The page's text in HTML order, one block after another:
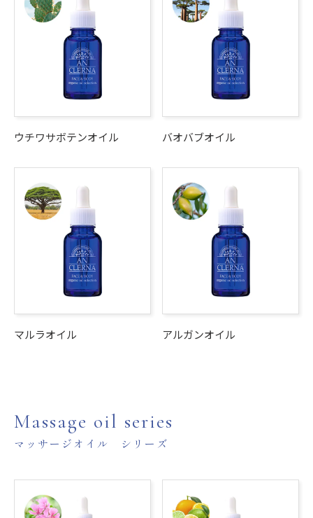
ウチワサボテンオイル バオバブオイル
マルラオイル アルガンオイル
Massage oil series
マッサージオイル シリーズ